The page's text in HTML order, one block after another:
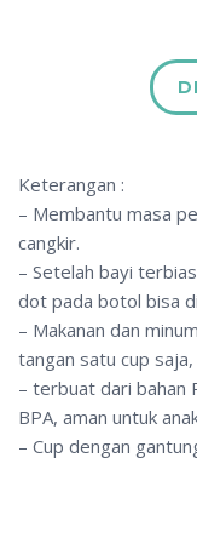
Keterangan :
– Membantu masa
cangkir.
– Setelah bayi
dot pada botol bisa
– Makanan dan
tangan satu cup
– terbuat dari bahan
BPA, aman untuk
– Cup dengan